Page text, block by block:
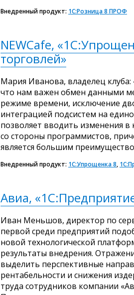
Внедренный продукт: 1С:Розница 8 ПРОФ
NEWCafe,
торговлей»
Мария Иванова, владелец
что нам важен обмен данными
режиме времени, исключение
интеграцией подсистем на
позволяет вводить изменения в
со стороны программистов,
является большим
Внедренный продукт: 1С:Упрощенка 8,
Авиа,
Иван Меньшов, директор по
первой среди предприятий
новой технологической
результаты внедрения.
выделить перспективные
рентабельности и снижения
труда сотрудников компании